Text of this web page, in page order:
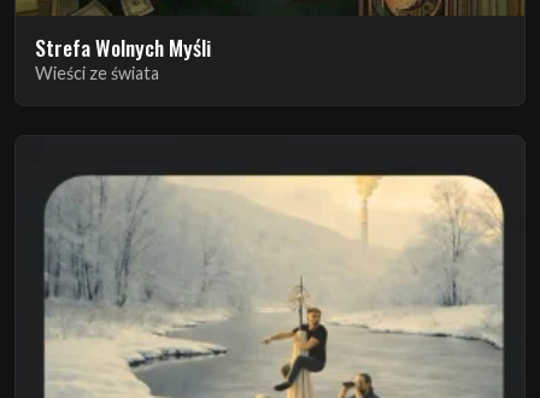
Strefa Wolnych Myśli
Wieści ze świata